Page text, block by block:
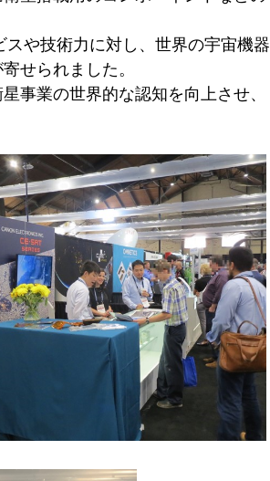
や技術力に対し、世界の宇宙機器
せられました。
事業の世界的な認知を向上させ、